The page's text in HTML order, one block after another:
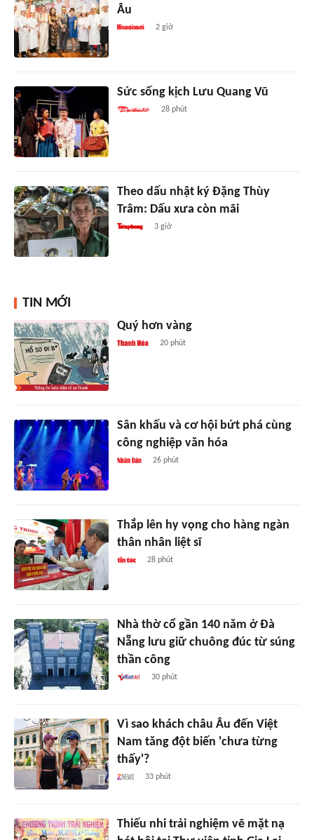
Âu
2 giờ
Sức sống kịch Lưu Quang Vũ
28 phút
Theo dấu nhật ký Đặng Thùy
Trâm: Dấu xưa còn mãi
3 giờ
TIN MỚI
Quý hơn vàng
20 phút
Sân khấu và cơ hội bứt phá cùng
công nghiệp văn hóa
26 phút
Thắp lên hy vọng cho hàng ngàn
thân nhân liệt sĩ
28 phút
Nhà thờ cổ gần 140 năm ở Đà
Nẵng lưu giữ chuông đúc từ súng
thần công
30 phút
Vì sao khách châu Âu đến Việt
Nam tăng đột biến 'chưa từng
thấy'?
33 phút
Thiếu nhi trải nghiệm vẽ mặt nạ